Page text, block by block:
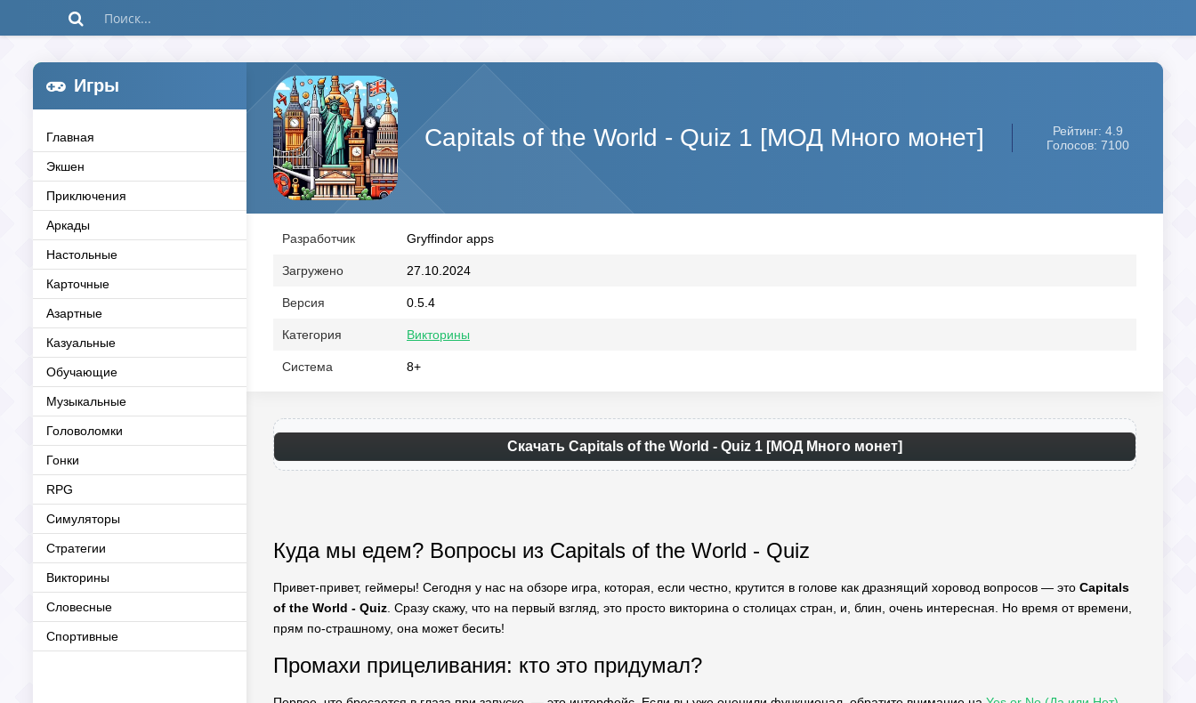
Игры
Главная
Экшен
Приключения
Аркады
Настольные
Карточные
Азартные
Казуальные
Обучающие
Музыкальные
Головоломки
Гонки
RPG
Симуляторы
Стратегии
Викторины
Словесные
Спортивные
Capitals of the World - Quiz 1 [МОД Много монет]
Рейтинг: 4.9
Голосов: 7100
Разработчик Gryffindor apps
Загружено 27.10.2024
Версия 0.5.4
Категория Викторины
Система 8+
Скачать Capitals of the World - Quiz 1 [МОД Много монет]
Куда мы едем? Вопросы из Capitals of the World - Quiz
Привет-привет, геймеры! Сегодня у нас на обзоре игра, которая, если честно, крутится в голове как дразнящий хоровод вопросов — это Capitals
of the World - Quiz . Сразу скажу, что на первый взгляд, это просто викторина о столицах стран, и, блин, очень интересная. Но время от времени,
прям по-страшному, она может бесить!
Промахи прицеливания: кто это придумал?